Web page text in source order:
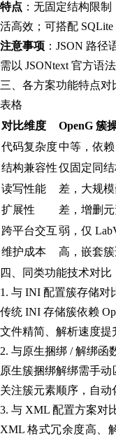
特点 ：无固定结构限
活高效；可搭配
注意事项 ：JSON 路
需以 JSONtext 官方语
三、各方案功能特点对
表格
对比维度
OpenG 簇
代码复杂度中等，依赖
结构兼容性仅固定同
读写性能
差，大规
扩展性
差，增删
跨平台交互弱，仅
维护成本
高，嵌套
四、同类功能技术对比
1. 与 INI 配置簇存储对
传统 INI 存储簇依赖
文件精简、解析速度提
2. 与原生捆绑 / 解绑函
原生簇捆绑解绑需手
关注簇元素顺序，自
3. 与 XML 配置方案对
XML 格式冗余度高、